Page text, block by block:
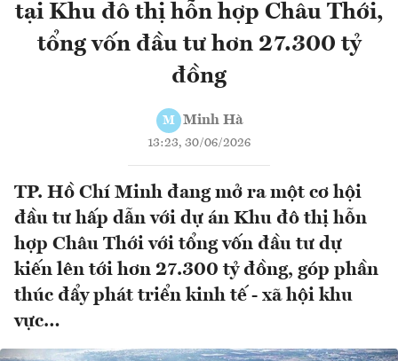
tại Khu đô thị hỗn hợp Châu Thới,
tổng vốn đầu tư hơn 27.300 tỷ
đồng
M Minh Hà
13:23, 30/06/2026
TP. Hồ Chí Minh đang mở ra một cơ hội
đầu tư hấp dẫn với dự án Khu đô thị hỗn
hợp Châu Thới với tổng vốn đầu tư dự
kiến lên tới hơn 27.300 tỷ đồng, góp phần
thúc đẩy phát triển kinh tế - xã hội khu
vực…